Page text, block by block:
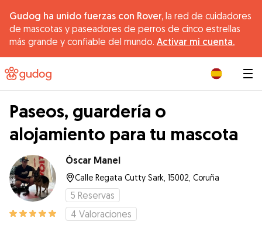
Gudog ha unido fuerzas con Rover, la red de cuidadores
de mascotas y paseadores de perros de cinco estrellas
más grande y confiable del mundo. Activar mi cuenta.
Paseos, guardería o
alojamiento para tu mascota
Óscar Manel
Calle Regata Cutty Sark, 15002, Coruña
5 Reservas
4 Valoraciones